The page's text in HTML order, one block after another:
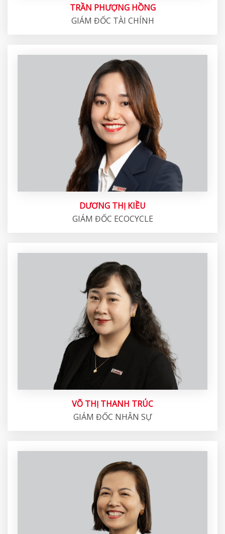
TRẦN PHƯỢNG HỒNG
GIÁM ĐỐC TÀI CHÍNH
DƯƠNG THỊ KIỀU
GIÁM ĐỐC ECOCYCLE
VÕ THỊ THANH TRÚC
GIÁM ĐỐC NHÂN SỰ